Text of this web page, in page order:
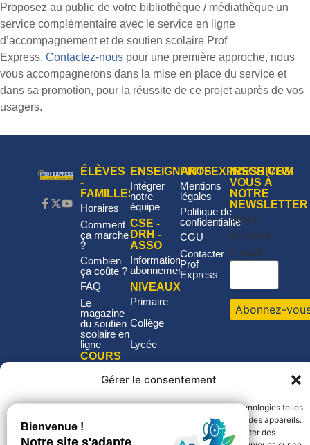
Gérer le consentement
Pour offrir les meilleures expériences, nous utilisons des technologies telles
que les cookies pour stocker et/ou accéder aux informations des appareils.
Le fait de consentir à ces technologies nous permettra de traiter des
Proposez au public de votre bibliothèque / médiathèque un
service complémentaire avec le service en ligne
d’accompagnement et de soutien scolaire Prof
Express. Contactez-nous pour une première approche, nous
vous accompagnerons dans la mise en place du service et
dans sa promotion, pour la réussite de ce projet auprès de vos
usagers.
ÉLÈVES
-
FAMILLES
Horaires
Comment
ça marche
?
Combien
ça coûte ?
FAQ
Le
magazine
du soutien
scolaire en
ligne
COURS
LIGNE
Philosophie
Histoire-
ENSEIGNANTS
Intégrer
notre
équipe
CSE -
DRH -
ASSO
Informations
abonnement
NIVEAUX
Primaire
Collège
Lycée
PROFEXPRESS.COM
Mentions
légales
Politique de
confidentialité
CGU
Contacter
Prof
Express
INSCRIVEZ-
VOUS À
NOTRE
NEWSLETTER
Votre
adresse
e-mail